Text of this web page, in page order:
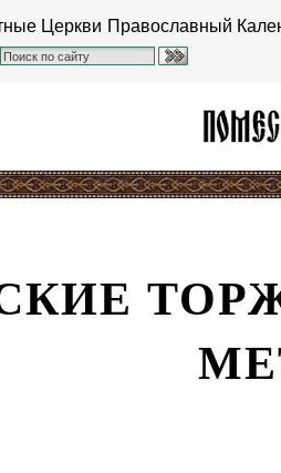
Церкви Православный